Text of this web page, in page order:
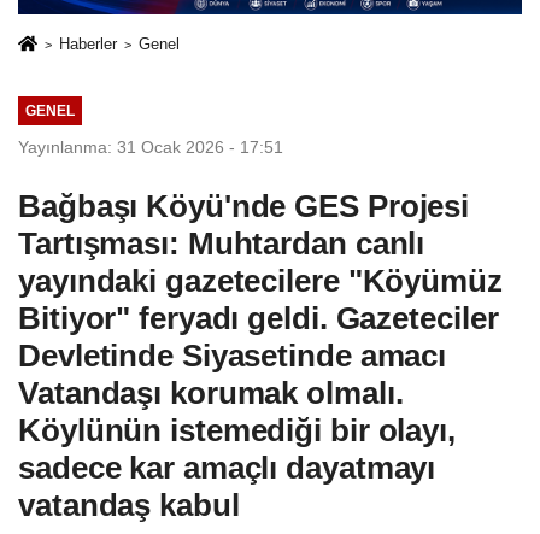
Haberler Genel
GENEL
Yayınlanma: 31 Ocak 2026 - 17:51
Bağbaşı Köyü'nde GES Projesi
Tartışması: Muhtardan canlı
yayındaki gazetecilere "Köyümüz
Bitiyor" feryadı geldi. Gazeteciler
Devletinde Siyasetinde amacı
Vatandaşı korumak olmalı.
Köylünün istemediği bir olayı,
sadece kar amaçlı dayatmayı
vatandaş kabul